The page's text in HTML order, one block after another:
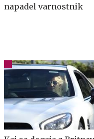
napadel varnostnik